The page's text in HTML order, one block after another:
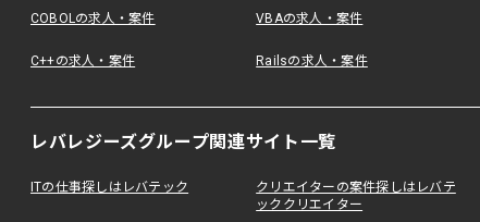
COBOLの求人・案件 VBAの求人・案件
C++の求人・案件 Railsの求人・案件
レバレジーズグループ関連サイト一覧
ITの仕事探しはレバテック
クリエイターの案件探しはレバテ
ッククリエイター